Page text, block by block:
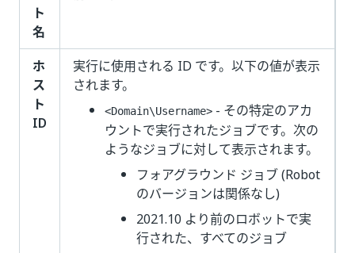
ト
名
ホ
ス
ト
ID
実行に使用される ID です。以下の値が表示
されます。
<Domain\Username> - その特定のアカ
ウントで実行されたジョブです。次の
ようなジョブに対して表示されます。
フォアグラウンド ジョブ (Robot
のバージョンは関係なし)
2021.10 より前のロボットで実
行された、すべてのジョブ